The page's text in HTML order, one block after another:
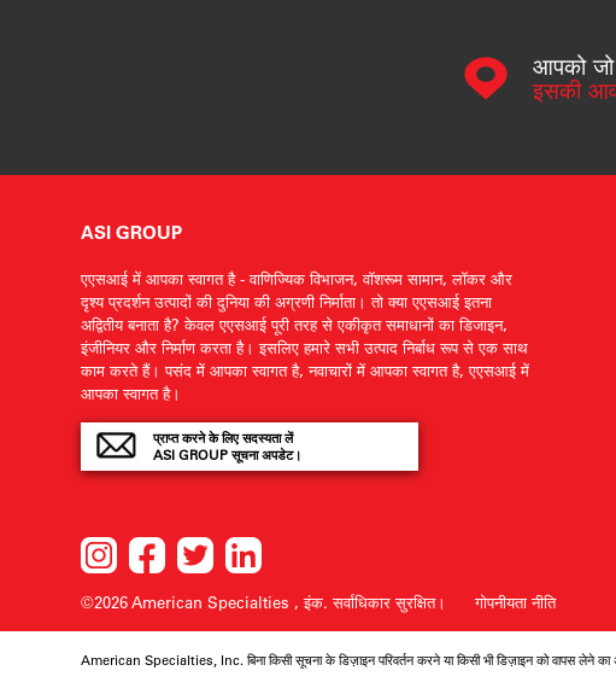
आपको जो
इसकी
ASI GROUP
एएसआई में आपका स्वागत है - वाणिज्यिक विभाजन, वॉशरूम सामान, लॉकर और
दृश्य प्रदर्शन उत्पादों की दुनिया की अग्रणी निर्माता। तो क्या एएसआई इतना
अद्वितीय बनाता है? केवल एएसआई पूरी तरह से एकीकृत समाधानों का डिजाइन,
इंजीनियर और निर्माण करता है। इसलिए हमारे सभी उत्पाद निर्बाध रूप से एक साथ
काम करते हैं। पसंद में आपका स्वागत है, नवाचारों में आपका स्वागत है, एएसआई में
आपका स्वागत है।
प्राप्त करने के लिए सदस्यता लें
ASI GROUP सूचना अपडेट।
©2026 American Specialties , इंक. सर्वाधिकार सुरक्षित। गोपनीयता नीति
American Specialties, Inc. बिना किसी सूचना के डिज़ाइन परिवर्तन करने या किसी भी डिज़ाइन को वापस लेने का